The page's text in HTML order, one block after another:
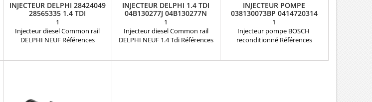
INJECTEUR DELPHI 28424049
28565335 1.4 TDI
1
Injecteur diesel Common rail
DELPHI NEUF Références
INJECTEUR DELPHI 1.4 TDI
04B130277J 04B130277N
1
Injecteur diesel Common rail
DELPHI NEUF 1.4 Tdi Références
INJECTEUR POMPE
038130073BP 0414720314
BOSCH
1
Injecteur pompe BOSCH
reconditionné Références